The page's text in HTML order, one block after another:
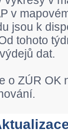
v
jsou k
tohoto
dat.
o ZÚR